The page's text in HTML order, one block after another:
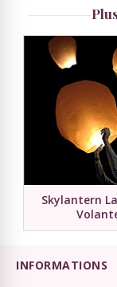
Skylantern
INFORMATIONS